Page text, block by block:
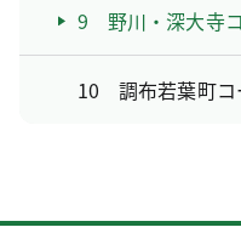
9 野川・深大寺
10 調布若葉町コ